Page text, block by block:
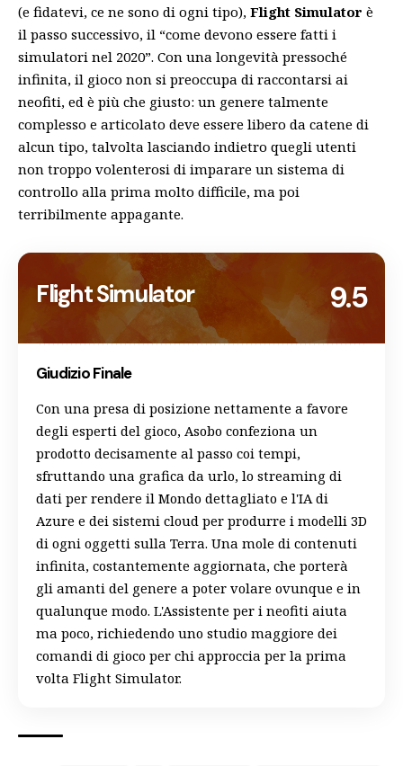
(e fidatevi, ce ne sono di ogni tipo), Flight Simulator è
il passo successivo, il “come devono essere fatti i
simulatori nel 2020”. Con una longevità pressoché
infinita, il gioco non si preoccupa di raccontarsi ai
neofiti, ed è più che giusto: un genere talmente
complesso e articolato deve essere libero da catene di
alcun tipo, talvolta lasciando indietro quegli utenti
non troppo volenterosi di imparare un sistema di
controllo alla prima molto difficile, ma poi
terribilmente appagante.
Flight Simulator 9.5
Giudizio Finale
Con una presa di posizione nettamente a favore
degli esperti del gioco, Asobo confeziona un
prodotto decisamente al passo coi tempi,
sfruttando una grafica da urlo, lo streaming di
dati per rendere il Mondo dettagliato e l'IA di
Azure e dei sistemi cloud per produrre i modelli 3D
di ogni oggetti sulla Terra. Una mole di contenuti
infinita, costantemente aggiornata, che porterà
gli amanti del genere a poter volare ovunque e in
qualunque modo. L'Assistente per i neofiti aiuta
ma poco, richiedendo uno studio maggiore dei
comandi di gioco per chi approccia per la prima
volta Flight Simulator.